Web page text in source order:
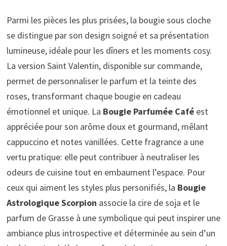
Parmi les pièces les plus prisées, la bougie sous cloche
se distingue par son design soigné et sa présentation
lumineuse, idéale pour les dîners et les moments cosy.
La version Saint Valentin, disponible sur commande,
permet de personnaliser le parfum et la teinte des
roses, transformant chaque bougie en cadeau
émotionnel et unique. La Bougie Parfumée Caféest
appréciée pour son arôme doux et gourmand, mêlant
cappuccino et notes vanillées. Cette fragrance a une
vertu pratique: elle peut contribuer à neutraliser les
odeurs de cuisine tout en embaument l’espace. Pour
ceux qui aiment les styles plus personifiés, la Bougie
Astrologique Scorpion associe la cire de soja et le
parfum de Grasse à une symbolique qui peut inspirer une
ambiance plus introspective et déterminée au sein d’un